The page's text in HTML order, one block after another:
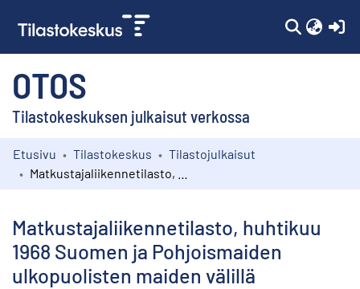
OTOS
Tilastokeskuksen julkaisut verkossa
Kokoelmat
Etusivu Tilastokeskus
Tilastojulkaisut
Matkustajaliikennetilasto, huhtikuu
1968 Suomen ja Pohjoismaiden
ulkopuolisten maiden välillä